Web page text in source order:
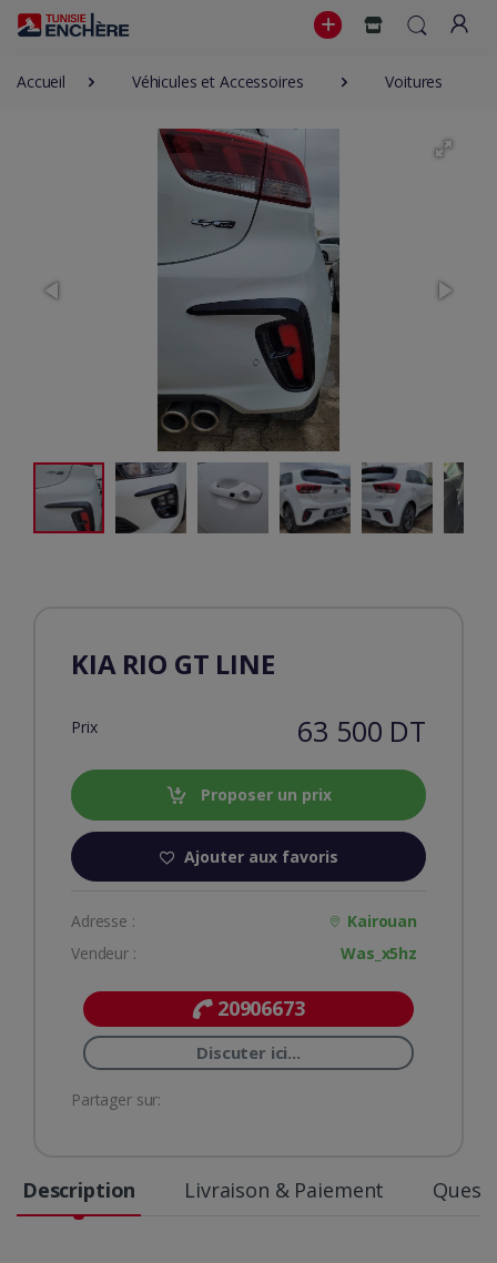
Accueil Véhicules et Accessoires Voitures
KIA RIO GT LINE
Prix 63 500 DT
Proposer un prix
Ajouter aux favoris
Adresse :
Kairouan
Vendeur :
Was_x5hz
20906673
Discuter ici...
Partager sur:
Description Livraison & Paiement